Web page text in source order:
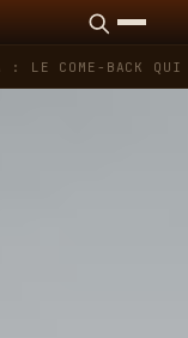
LE COME-BACK QUI